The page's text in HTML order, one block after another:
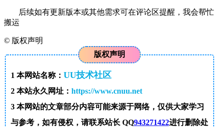
后续如有更新版本或其他需求可在评论区提醒，我会帮忙
搬运
© 版权声明
版权声明
1 本网站名称： UU技术社区
2本站永久网址： https://www.cnuu.net
3本网站的文章部分内容可能来源于网络，仅供大家学习
与参考，如有侵权，请联系站长 QQ943271422进行删除处